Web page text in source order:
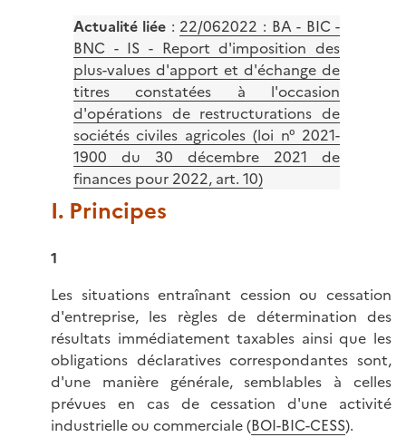
Actualité liée : 22/062022 : BA - BIC -
BNC - IS - Report d'imposition des
plus-values d'apport et d'échange de
titres constatées à l'occasion
d'opérations de restructurations de
sociétés civiles agricoles (loi n° 2021-
1900 du 30 décembre 2021 de
finances pour 2022, art. 10)
I. Principes
1
Les situations entraînant cession ou cessation
d'entreprise, les règles de détermination des
résultats immédiatement taxables ainsi que les
obligations déclaratives correspondantes sont,
d'une manière générale, semblables à celles
prévues en cas de cessation d'une activité
industrielle ou commerciale (BOI-BIC-CESS).